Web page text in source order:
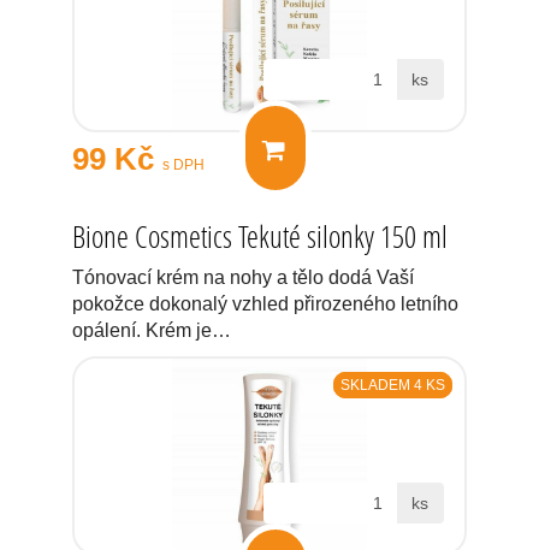
99 Kč s DPH
ks
Bione Cosmetics Tekuté silonky 150 ml
Tónovací krém na nohy a tělo dodá Vaší
pokožce dokonalý vzhled přirozeného letního
opálení. Krém je…
SKLADEM 4 KS
ks